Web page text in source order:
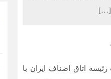
اتاق اصناف ایران با